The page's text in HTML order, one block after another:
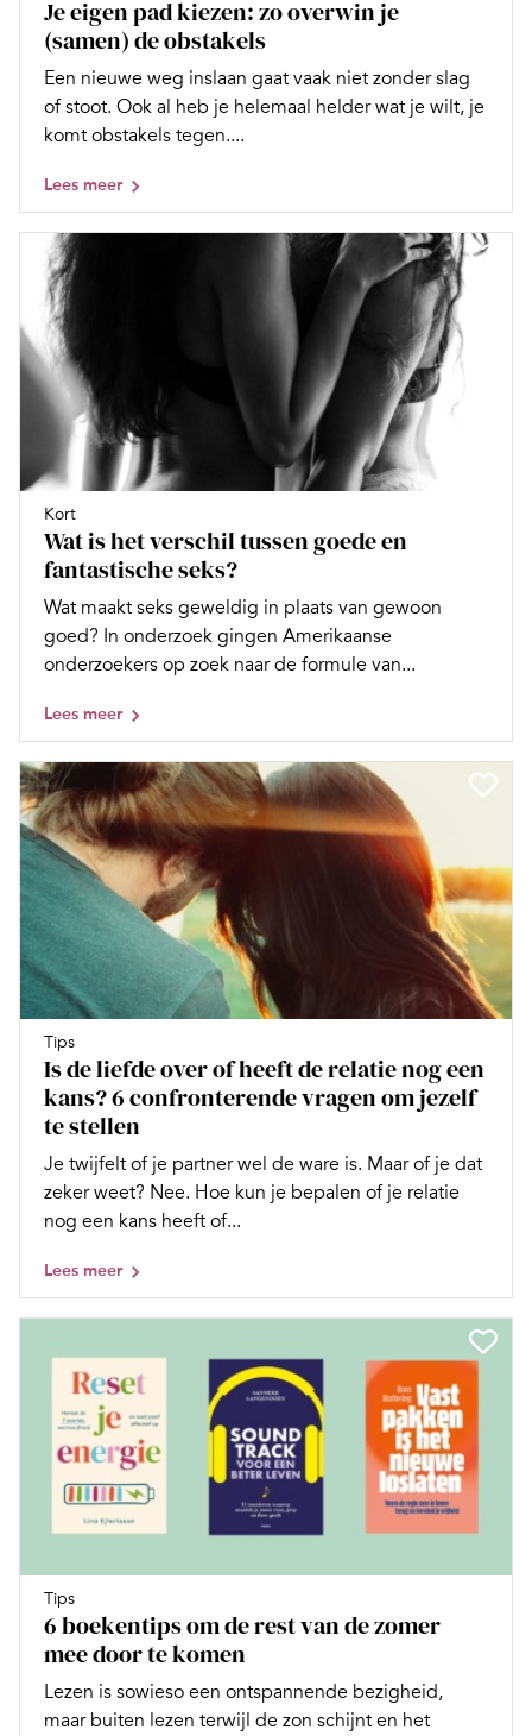
Je eigen pad kiezen: zo overwin je
(samen) de obstakels
Een nieuwe weg inslaan gaat vaak niet zonder slag
of stoot. Ook al heb je helemaal helder wat je wilt, je
komt obstakels tegen....
Lees meer
Kort
Wat is het verschil tussen goede en
fantastische seks?
Wat maakt seks geweldig in plaats van gewoon
goed? In onderzoek gingen Amerikaanse
onderzoekers op zoek naar de formule van...
Lees meer
Tips
Is de liefde over of heeft de relatie nog een
kans? 6 confronterende vragen om jezelf
te stellen
Je twijfelt of je partner wel de ware is. Maar of je dat
zeker weet? Nee. Hoe kun je bepalen of je relatie
nog een kans heeft of...
Lees meer
Tips
6 boekentips om de rest van de zomer
mee door te komen
Lezen is sowieso een ontspannende bezigheid,
maar buiten lezen terwijl de zon schijnt en het